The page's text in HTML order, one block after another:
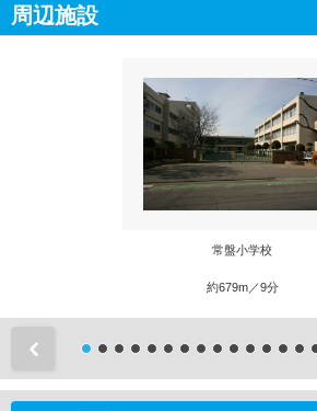
周辺施設
常盤小学校
約679m／9分